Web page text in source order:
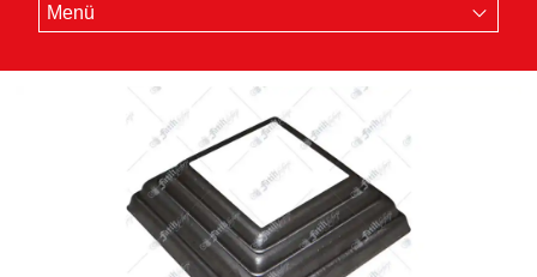
Menü
Profil
Yapı Malzemeleri